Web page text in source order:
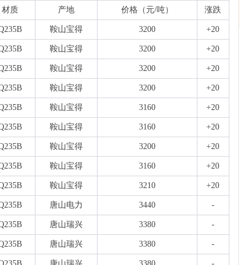
材质 产地 价格（元/吨） 涨跌
鞍山宝得 3200 +20
鞍山宝得 3200 +20
鞍山宝得 3200 +20
鞍山宝得 3200 +20
鞍山宝得 3160 +20
鞍山宝得 3160 +20
鞍山宝得 3200 +20
鞍山宝得 3160 +20
鞍山宝得 3210 +20
唐山电力 3440 -
唐山瑞兴 3380 -
唐山瑞兴 3380 -